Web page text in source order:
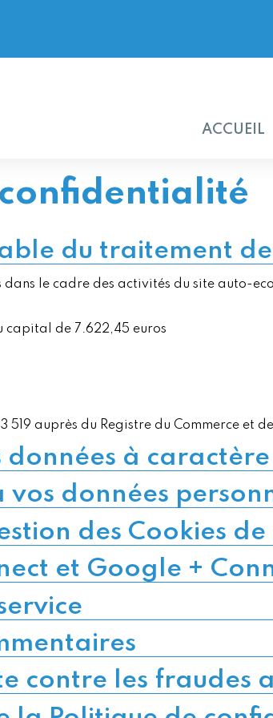
ACCUEIL
du traitement
dans le cadre des activités du site auto-
capital de 7.622,45 euros
519 auprès du Registre du Commerce et
données à
données
des Cookies
et Google +
contre les fraudes